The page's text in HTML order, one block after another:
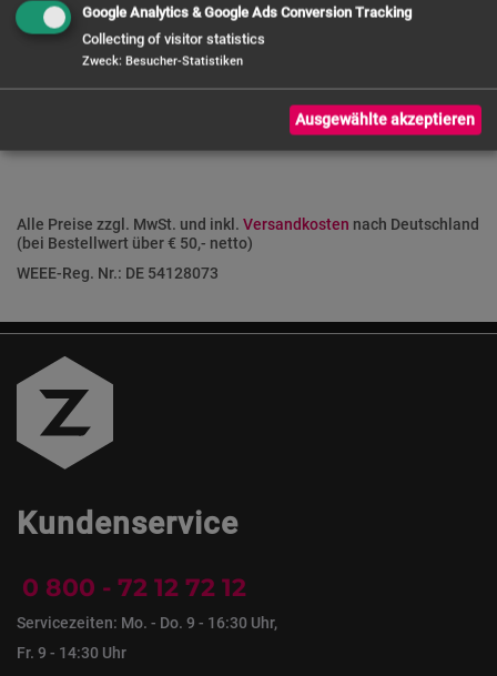
FRAGE ZUM PRODUKT
Alle Preise zzgl. MwSt. und inkl. Versandkosten nach Deutschland
(bei Bestellwert über € 50,- netto)
WEEE-Reg. Nr.: DE 54128073
Kundenservice
0 800 - 72 12 72 12
Servicezeiten: Mo. - Do. 9 - 16:30 Uhr,
Fr. 9 - 14:30 Uhr
Google Analytics & Google Ads Conversion Tracking
Collecting of visitor statistics
Zweck: Besucher-Statistiken
Ausgewählte akzeptieren